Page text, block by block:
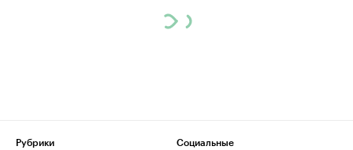
Рубрики
Социальные